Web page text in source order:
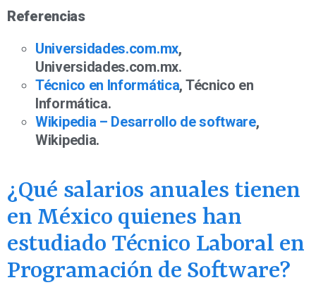
Referencias
Universidades.com.mx,
Universidades.com.mx.
Técnico en Informática, Técnico en
Informática.
Wikipedia – Desarrollo de software,
Wikipedia.
¿Qué salarios anuales tienen
en México quienes han
estudiado Técnico Laboral en
Programación de Software?